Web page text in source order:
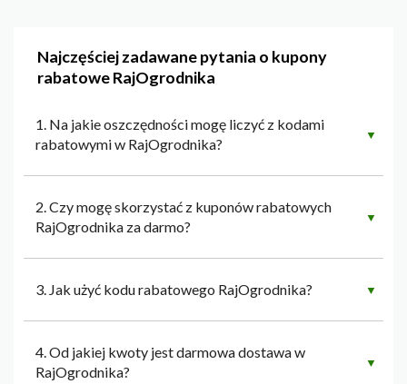
Najczęściej zadawane pytania o kupony
rabatowe RajOgrodnika
1. Na jakie oszczędności mogę liczyć z kodami
rabatowymi w RajOgrodnika?
▼
2. Czy mogę skorzystać z kuponów rabatowych
RajOgrodnika za darmo?
▼
3. Jak użyć kodu rabatowego RajOgrodnika? ▼
4. Od jakiej kwoty jest darmowa dostawa w
RajOgrodnika?
▼